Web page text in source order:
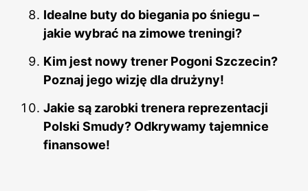
Idealne buty do biegania po śniegu –
jakie wybrać na zimowe treningi?
Kim jest nowy trener Pogoni Szczecin?
Poznaj jego wizję dla drużyny!
Jakie są zarobki trenera reprezentacji
Polski Smudy? Odkrywamy tajemnice
finansowe!